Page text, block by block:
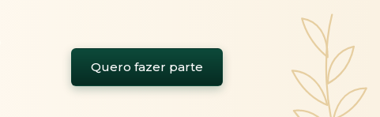
Quero fazer parte